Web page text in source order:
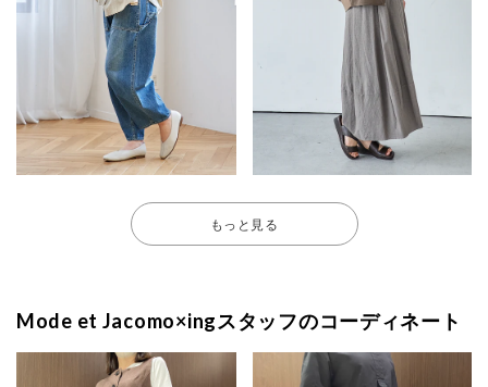
もっと見る
Mode et Jacomo×ingスタッフのコーディネート